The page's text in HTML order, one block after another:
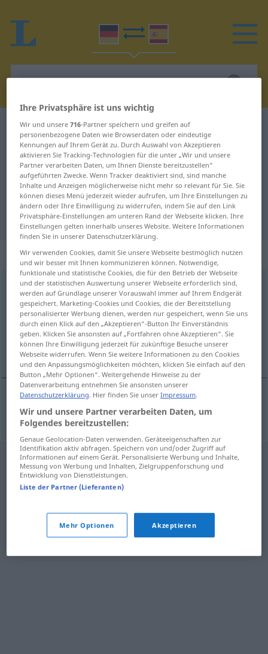
Deutsch-Spanisch Wörterbuch Papiercontainer
Deutsch-Spanisch Übersetzung für
"Papiercontainer"
"Papiercontainer" Spanisch
Übersetzung
„Papiercontainer“: Maskulinum
Papiercontainerm <Papiercontainers;Papiercontainer
Übersicht aller Übersetzungen
(Für mehr Details die Übersetzung anklicken/antippen)
contenedor de papel
contenedormdepapel Papiercontainer
Ihre Privatsphäre ist uns wichtig
Wir und unsere716-Partner speichern und greifen auf
personenbezogene Daten wie Browserdaten oder eindeutige
Kennungen auf Ihrem Gerät zu. Durch Auswahl von Akzeptieren
aktivieren Sie Tracking-Technologien für die unter „Wir und unsere
Partner verarbeiten Daten, um Ihnen Dienste bereitzustellen“
aufgeführten Zwecke. Wenn Tracker deaktiviert sind, sind manche
Inhalte und Anzeigen möglicherweise nicht mehr so relevant für Sie. Sie
können dieses Menü jederzeit wieder aufrufen, um Ihre Einstellungen zu
ändern oder Ihre Einwilligung zu widerrufen, indem Sie auf den Link
Privatsphäre-Einstellungen am unteren Rand der Webseite klicken. Ihre
Einstellungen gelten innerhalb unseres Website. Weitere Informationen
finden Sie in unserer Datenschutzerklärung.
Wir verwenden Cookies, damit Sie unsere Webseite bestmöglich nutzen
und wir besser mit Ihnen kommunizieren können. Notwendige,
funktionale und statistische Cookies, die für den Betrieb der Webseite
und der statistischen Auswertung unserer Webseite erforderlich sind,
werden auf Grundlage unserer Vorauswahl immer auf Ihrem Endgerät
gespeichert. Marketing-Cookies und Cookies, die der Bereitstellung
personalisierter Werbung dienen, werden nur gespeichert, wenn Sie uns
durch einen Klick auf den „Akzeptieren“-Button Ihr Einverständnis
geben. Klicken Sie ansonsten auf „Fortfahren ohne Akzeptieren“. Sie
können Ihre Einwilligung jederzeit für zukünftige Besuche unserer
Webseite widerrufen. Wenn Sie weitere Informationen zu den Cookies
und den Anpassungsmöglichkeiten möchten, klicken Sie einfach auf den
Button „Mehr Optionen“. Weitergehende Hinweise zu der
Datenverarbeitung entnehmen Sie ansonsten unserer
Datenschutzerklärung. Hier finden Sie unserImpressum.
Wir und unsere Partner verarbeiten Daten, um
Folgendes bereitzustellen:
Genaue Geolocation-Daten verwenden. Geräteeigenschaften zur
Identifikation aktiv abfragen. Speichern von und/oder Zugriff auf
Informationen auf einem Gerät. Personalisierte Werbung und Inhalte,
Messung von Werbung und Inhalten, Zielgruppenforschung und
Entwicklung von Dienstleistungen.
Liste der Partner (Lieferanten)
Mehr Optionen Akzeptieren